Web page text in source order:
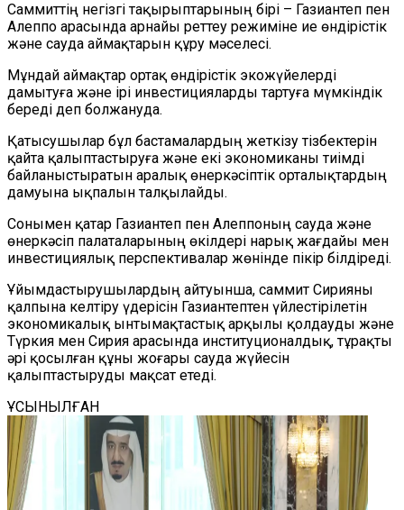
Саммиттің негізгі тақырыптарының бірі – Газиантеп пен
Алеппо арасында арнайы реттеу режиміне ие өндірістік
және сауда аймақтарын құру мәселесі.
Мұндай аймақтар ортақ өндірістік экожүйелерді
дамытуға және ірі инвестицияларды тартуға мүмкіндік
береді деп болжануда.
Қатысушылар бұл бастамалардың жеткізу тізбектерін
қайта қалыптастыруға және екі экономиканы тиімді
байланыстыратын аралық өнеркәсіптік орталықтардың
дамуына ықпалын талқылайды.
Сонымен қатар Газиантеп пен Алеппоның сауда және
өнеркәсіп палаталарының өкілдері нарық жағдайы мен
инвестициялық перспективалар жөнінде пікір білдіреді.
Ұйымдастырушылардың айтуынша, саммит Сирияны
қалпына келтіру үдерісін Газиантептен үйлестірілетін
экономикалық ынтымақтастық арқылы қолдауды және
Түркия мен Сирия арасында институционалдық, тұрақты
әрі қосылған құны жоғары сауда жүйесін
қалыптастыруды мақсат етеді.
ҰСЫНЫЛҒАН